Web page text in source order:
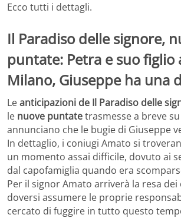
Ecco tutti i dettagli.
Il Paradiso delle signore,
puntate: Petra e suo figlio
Milano, Giuseppe ha una
Leanticipazioni de Il Paradiso delle
le nuove puntatetrasmesse a breve su
annunciano che le bugie di Giuseppe
In dettaglio, i coniugi Amato si
un momento assai difficile, dovuto ai
dal capofamiglia quando era
Per il signor Amato arriverà la resa
doversi assumere le proprie
cercato di fuggire in tutto questo